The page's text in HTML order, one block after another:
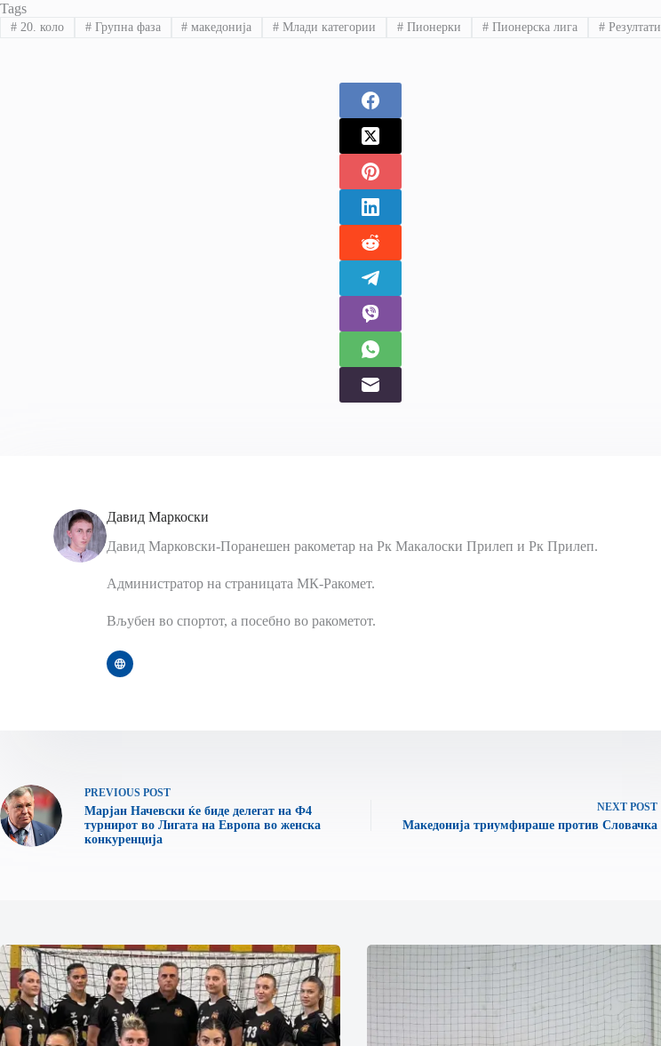
Tags
#20. коло #Групна фаза # македонија # Млади категории # Пионерки #Пионерска лига #Резултати
Давид Маркоски
Давид Марковски-Поранешен ракометар на Рк Макалоски Прилеп и Рк Прилеп.
Администратор на страницата МК-Ракомет.
Вљубен во спортот, а посебно во ракометот.
PREVIOUS POST
Марјан Начевски ќе биде делегат на Ф4
турнирот во Лигата на Европа во женска
конкуренција
NEXT POST
Македонија триумфираше против Словачка